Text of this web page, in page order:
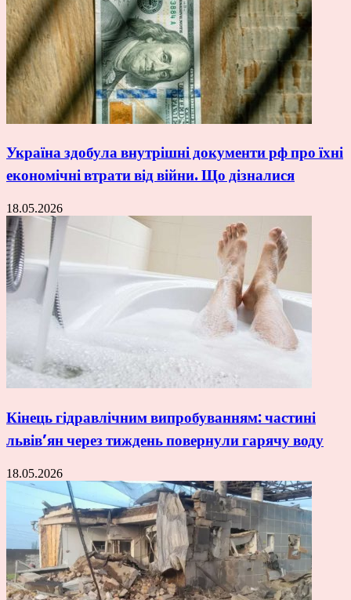
Україна здобула внутрішні документи рф про їхні
економічні втрати від війни. Що дізналися
18.05.2026
Кінець гідравлічним випробуванням: частині
львів’ян через тиждень повернули гарячу воду
18.05.2026